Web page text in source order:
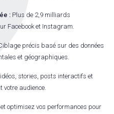
: Plus de 2,9 milliards
Facebook et Instagram.
précis basé sur des données
et géographiques.
stories, posts interactifs et
votre audience.
optimisez vos performances pour